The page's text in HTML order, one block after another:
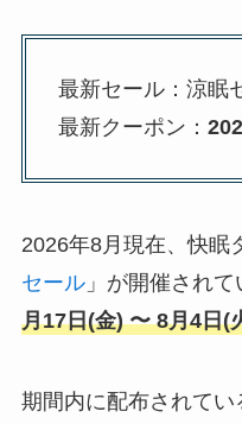
最新セール：涼眠
最新クーポン：
2026年8月現在、快眠
セール」が開催されて
月17日(金) 〜 8月4日(
期間内に配布されてい